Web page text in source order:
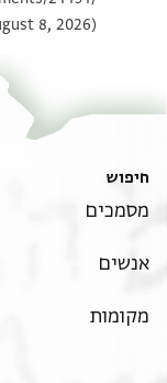
8, 2026).
חיפוש
מסמכים
אנשים
מקומות